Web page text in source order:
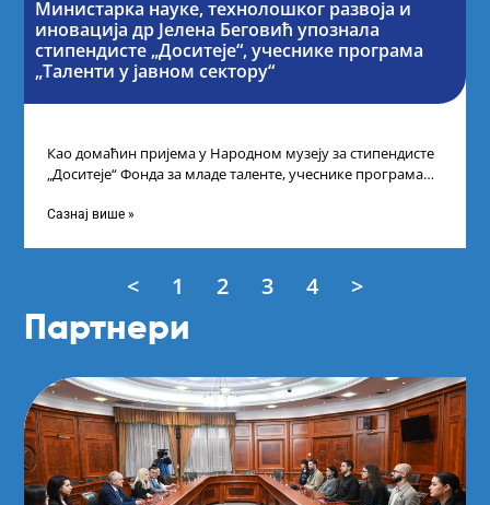
Министарка науке, технолошког развоја и
иновација др Јелена Беговић упознала
стипендисте „Доситеје“, учеснике програма
„Таленти у јавном сектору“
Као домаћин пријема у Народном музеју за стипендисте
„Доситеје“ Фонда за младе таленте, учеснике програма
Сазнај више »
< 1 2 3 4 >
Партнери